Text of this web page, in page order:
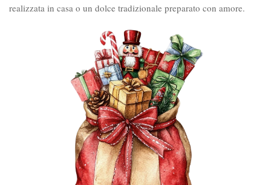
realizzata in casa o un dolce tradizionale preparato con amore.